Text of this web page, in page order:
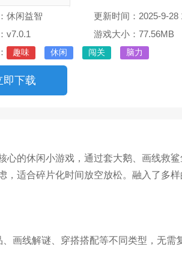
休闲益智
更新时间：2025-9-28
v7.0.1
游戏大小：77.56MB
趣味 休闲 闯关 脑力
即下载
心的休闲小游戏，通过套大鹅、画线救
，适合碎片化时间放空放松。融入了多
画线解谜、穿搭搭配等不同类型，无需